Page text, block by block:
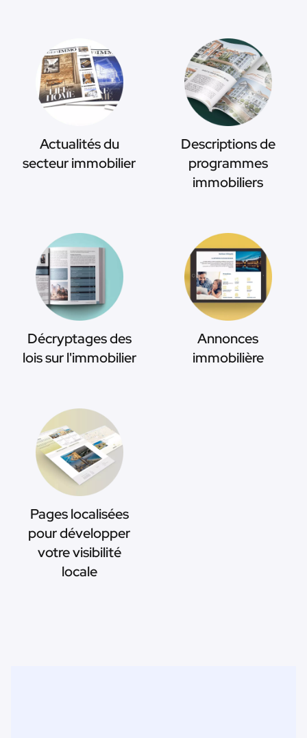
Actualités du
secteur immobilier
Descriptions de
programmes
immobiliers
Décryptages des
lois sur l'immobilier
Annonces
immobilière
Pages localisées
pour développer
votre visibilité
locale